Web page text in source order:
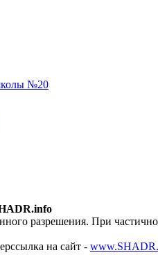
№20
разрешения. При
на сайт -